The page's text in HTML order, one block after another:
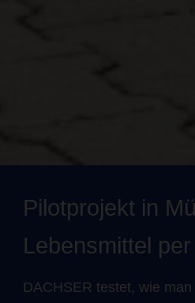
Pilotprojekt in
Lebensmittel
DACHSER testet, wie